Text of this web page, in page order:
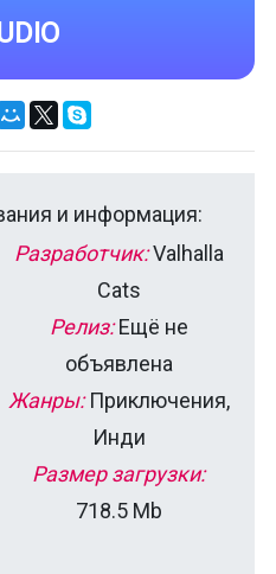
и информация:
Разработчик:Valhalla
Cats
Релиз:Ещё не
объявлена
Жанры:Приключения,
Инди
Размер загрузки:
718.5 Mb